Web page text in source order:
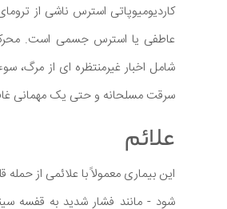
کاردیومیوپاتی استرس ناشی از
عاطفی یا استرس جسمی است.
شامل اخبار غیرمنتظره ای از مرگ،
سرقت مسلحانه و حتی یک مهمانی
علائم
این بیماری معمولاً با علائمی از حمله
شود - مانند فشار شدید به قفسه